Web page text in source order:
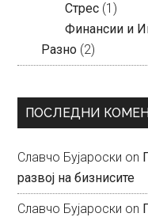
Стрес (1)
Финансии и
Разно (2)
ПОСЛЕДНИ
Славчо Бујароски on
развој на бизнисите
Славчо Бујароски on